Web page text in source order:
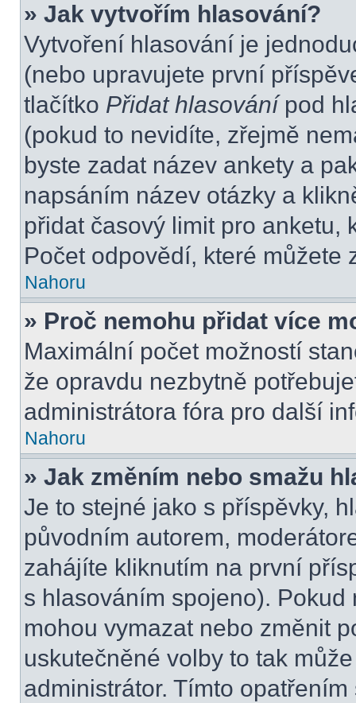
» Jak vytvořím hlasování?
Vytvoření hlasování je
(nebo upravujete první
tlačítko Přidat hlasovánípod
(pokud to nevidíte, zřejmě
byste zadat název ankety a
napsáním název otázky a
přidat časový limit pro anketu,
Počet odpovědí, které můžete
Nahoru
» Proč nemohu přidat více
Maximální počet možností
že opravdu nezbytně
administrátora fóra pro další
Nahoru
» Jak změním nebo smažu
Je to stejné jako s příspěvky,
původním autorem,
zahájíte kliknutím na první
s hlasováním spojeno).
mohou vymazat nebo změnit
uskutečněné volby to tak
administrátor. Tímto